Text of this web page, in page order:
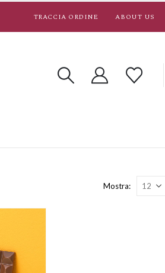
TRACCIA ORDINE ABOUT US
Mostra: